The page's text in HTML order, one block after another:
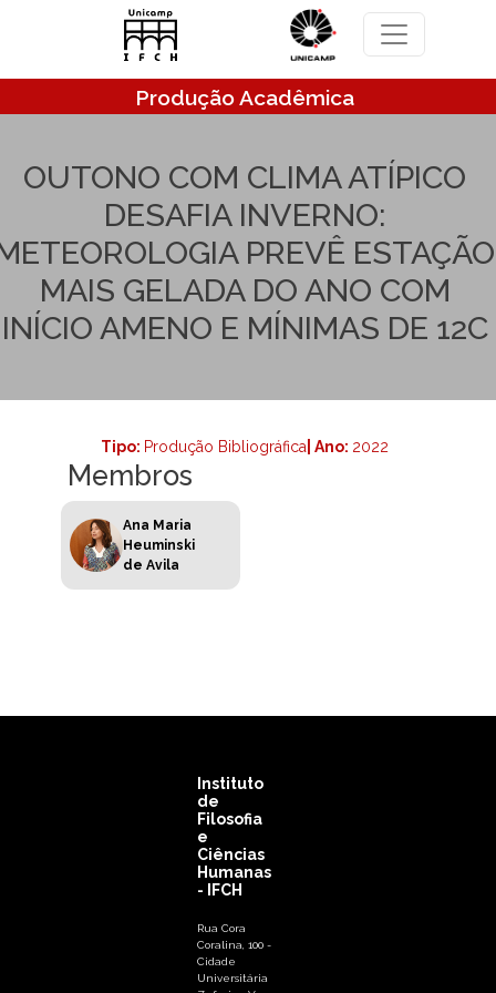
Pular para o conteúdo principal
Produção Acadêmica
OUTONO COM CLIMA ATÍPICO
DESAFIA INVERNO:
PREVÊ ESTAÇÃO
MAIS GELADA DO ANO COM
INÍCIO AMENO E MÍNIMAS DE 12C
Tipo: Produção Bibliográfica | Ano: 2022
Membros
Ana Maria
Heuminski
de Avila
Instituto
de
Filosofia
e
Ciências
Humanas
- IFCH
Rua Cora
Coralina, 100 -
Cidade
Universitária